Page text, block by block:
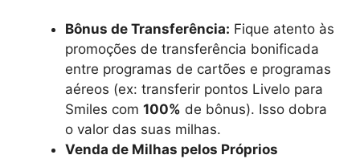
Bônus de Transferência: Fique atento às
promoções de transferência bonificada
entre programas de cartões e programas
aéreos (ex: transferir pontos Livelo para
Smiles com 100% de bônus). Isso dobra
o valor das suas milhas.
Venda de Milhas pelos Próprios